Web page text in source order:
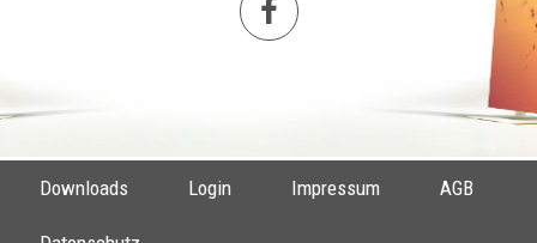
Downloads Login Impressum AGB